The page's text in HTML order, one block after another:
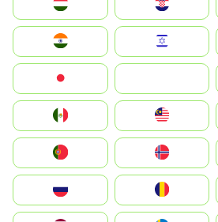
Hrvatska
Magyarország
Indonesia
South Korea
Nederland
Portugal
România